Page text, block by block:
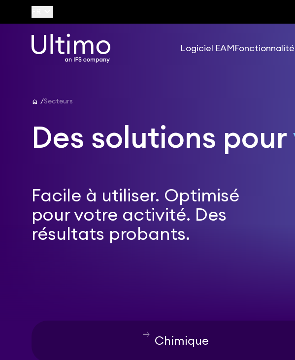
Logiciel EAM
home Secteurs
Des solutions pour
Facile à utiliser. Optimisé
pour votre activité. Des
résultats probants.
east
Chimique